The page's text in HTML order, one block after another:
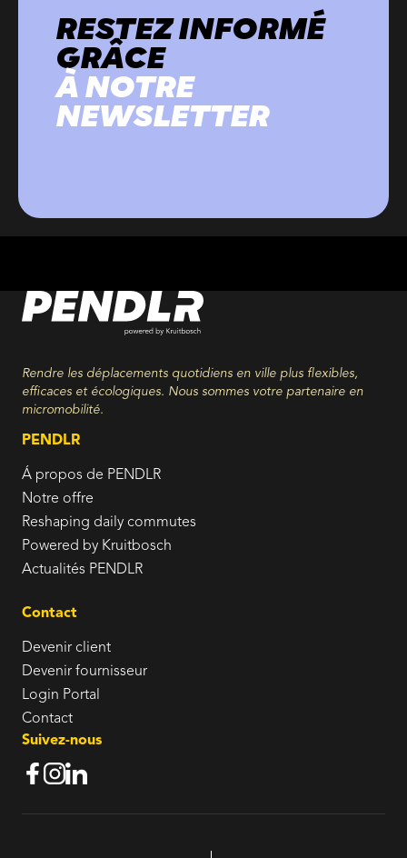
RESTEZ INFORMÉ
GRÂCE
À NOTRE
NEWSLETTER
Rendre les déplacements quotidiens en ville plus flexibles,
efficaces et écologiques. Nous sommes votre partenaire en
micromobilité.
PENDLR
Á propos de PENDLR
Notre offre
Reshaping daily commutes
Powered by Kruitbosch
Actualités PENDLR
Contact
Devenir client
Devenir fournisseur
Login Portal
Contact
Suivez-nous